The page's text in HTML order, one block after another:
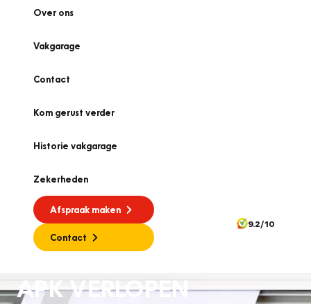
Over ons
Vakgarage
Contact
Kom gerust verder
Historie vakgarage
Zekerheden
Afspraak maken
Contact
9.2/10
APK VERLOPEN